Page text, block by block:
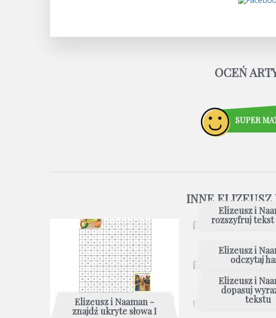
OCEŃ
SUPER
INNE ELIZEUSZ
Elizeusz i Naaman -
znajdź ukryte słowa I
Elizeusz i
rozszyfruj
Elizeusz i
odczytaj
Elizeusz i
dopasuj
tekstu